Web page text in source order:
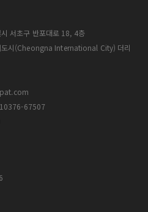
서초구 반포대로 18, 4층
시(Cheongna International City) 더리
67507